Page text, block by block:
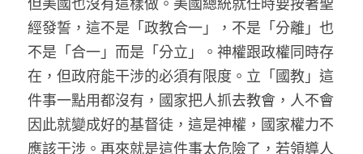
但美國也沒有這樣做。美國總統就任時要按著聖
經發誓，這不是「政教合一」，不是「分離」也
不是「合一」而是「分立」。神權跟政權同時存
在，但政府能干涉的必須有限度。立「國教」這
件事一點用都沒有，國家把人抓去教會，人不會
因此就變成好的基督徒，這是神權，國家權力不
應該干涉。再來就是這件事太危險了，若領導人